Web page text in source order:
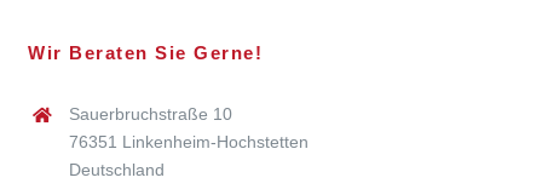
Wir Beraten Sie Gerne!
Sauerbruchstraße 10
76351 Linkenheim-Hochstetten
Deutschland